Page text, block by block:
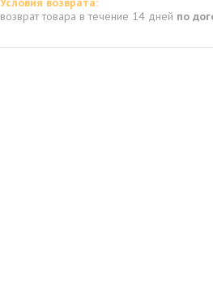
возврат товара в течение 14 дней по